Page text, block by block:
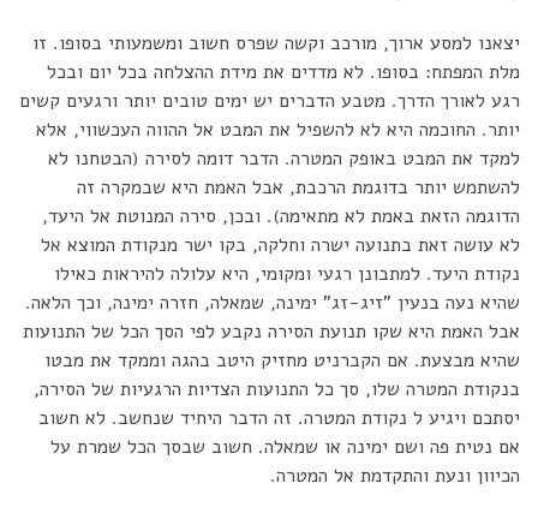
יצאנו למסע ארוך, מורכב וקשה שפרס חשוב ומשמעותי בסופו. זו
מלת המפתח: בסופו. לא מדדים את מידת ההצלחה בכל יום ובכל
רגע לאורך הדרך. מטבע הדברים יש ימים טובים יותר ורגעים קשים
יותר. החוכמה היא לא להשפיל את המבט אל ההווה העכשווי, אלא
למקד את המבט באופק המטרה. הדבר דומה לסירה (הבטחנו לא
להשתמש יותר בדוגמת הרכבת, אבל האמת היא שבמקרה זה
הדוגמה הזאת באמת לא מתאימה). ובכן, סירה המנוטת אל היעד,
לא עושה זאת בתנועה ישרה וחלקה, בקו ישר מנקודת המוצא אל
נקודת היעד. למתבונן רגעי ומקומי, היא עלולה להיראות כאילו
שהיא נעה בנעין "זיג-זג" ימינה, שמאלה, חזרה ימינה, וכך הלאה.
אבל האמת היא שקו תנועת הסירה נקבע לפי הסך הכל של התנועות
שהיא מבצעת. אם הקברניט מחזיק היטב בהגה וממקד את מבטו
בנקודת המטרה שלו, סך כל התנועות הצדיות הרגעיות של הסירה,
יסתכם ויגיע ל נקודת המטרה. זה הדבר היחיד שנחשב. לא חשוב
אם נטית פה ושם ימינה או שמאלה. חשוב שבסך הכל שמרת על
הכיוון ונעת והתקדמת אל המטרה.